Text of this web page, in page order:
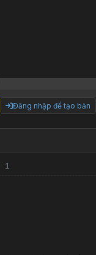
Đăng nhập để tạo bản
1